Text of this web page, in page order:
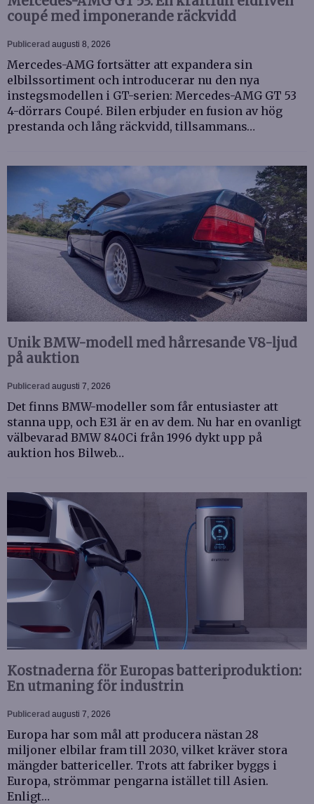
coupé med imponerande räckvidd
Publicerad augusti 8, 2026
Mercedes-AMG fortsätter att expandera sin
elbilssortiment och introducerar nu den nya
instegsmodellen i GT-serien: Mercedes-AMG GT 53
4-dörrars Coupé. Bilen erbjuder en fusion av hög
prestanda och lång räckvidd, tillsammans…
Unik BMW-modell med hårresande V8-ljud
på auktion
Publicerad augusti 7, 2026
Det finns BMW-modeller som får entusiaster att
stanna upp, och E31 är en av dem. Nu har en ovanligt
välbevarad BMW 840Ci från 1996 dykt upp på
auktion hos Bilweb…
Kostnaderna för Europas batteriproduktion:
En utmaning för industrin
Publicerad augusti 7, 2026
Europa har som mål att producera nästan 28
miljoner elbilar fram till 2030, vilket kräver stora
mängder battericeller. Trots att fabriker byggs i
Europa, strömmar pengarna istället till Asien.
Enligt…